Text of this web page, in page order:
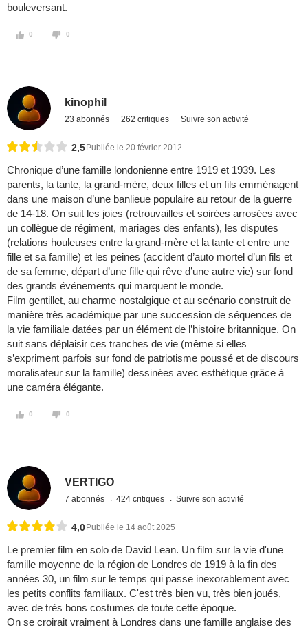
bouleversant.
0 0
kinophil
23 abonnés 262 critiques Suivre son activité
2,5 Publiée le 20 février 2012
Chronique d’une famille londonienne entre 1919 et 1939. Les
parents, la tante, la grand-mère, deux filles et un fils emménagent
dans une maison d’une banlieue populaire au retour de la guerre
de 14-18. On suit les joies (retrouvailles et soirées arrosées avec
un collègue de régiment, mariages des enfants), les disputes
(relations houleuses entre la grand-mère et la tante et entre une
fille et sa famille) et les peines (accident d’auto mortel d’un fils et
de sa femme, départ d’une fille qui rêve d’une autre vie) sur fond
des grands événements qui marquent le monde.
Film gentillet, au charme nostalgique et au scénario construit de
manière très académique par une succession de séquences de
la vie familiale datées par un élément de l’histoire britannique. On
suit sans déplaisir ces tranches de vie (même si elles
s’expriment parfois sur fond de patriotisme poussé et de discours
moralisateur sur la famille) dessinées avec esthétique grâce à
une caméra élégante.
0 0
VERTIGO
7 abonnés 424 critiques Suivre son activité
4,0 Publiée le 14 août 2025
Le premier film en solo de David Lean. Un film sur la vie d'une
famille moyenne de la région de Londres de 1919 à la fin des
années 30, un film sur le temps qui passe inexorablement avec
les petits conflits familiaux. C'est très bien vu, très bien joués,
avec de très bons costumes de toute cette époque.
On se croirait vraiment à Londres dans une famille anglaise des